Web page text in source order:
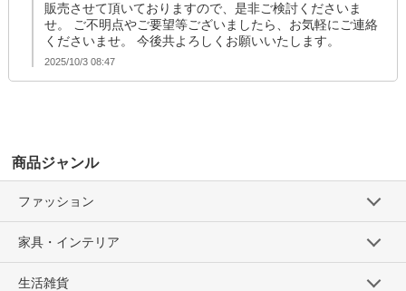
販売させて頂いておりますので、是非ご検討くださいま
せ。 ご不明点やご要望等ございましたら、お気軽にご連絡
くださいませ。 今後共よろしくお願いいたします。
2025/10/3 08:47
商品ジャンル
ファッション
家具・インテリア
生活雑貨